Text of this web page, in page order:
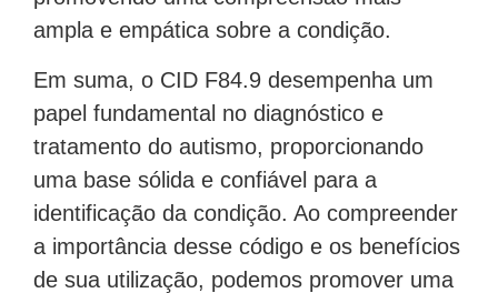
ampla e empática sobre a condição.
Em suma, o CID F84.9 desempenha um
papel fundamental no diagnóstico e
tratamento do autismo, proporcionando
uma base sólida e confiável para a
identificação da condição. Ao compreender
a importância desse código e os benefícios
de sua utilização, podemos promover uma